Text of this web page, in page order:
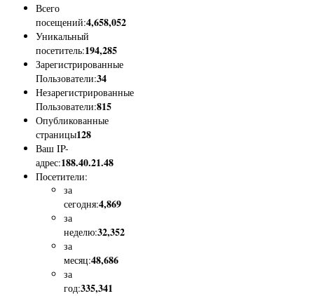
Всего
посещений:4,658,052
Уникальный
посетитель:194,285
Зарегистрированные
Пользователи:34
Незарегистрированные
Пользователи:815
Опубликованные
страницы128
Ваш IP-
адрес:188.40.21.48
Посетители:
за
сегодня:4,869
за
неделю:32,352
за
месяц:48,686
за
год:335,341